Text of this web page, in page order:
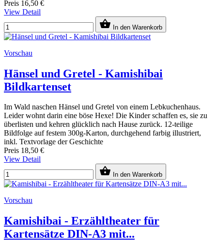
Preis 16,50 €
View Detail
 In den Warenkorb
Vorschau
Hänsel und Gretel - Kamishibai
Bildkartenset
Im Wald naschen Hänsel und Gretel von einem Lebkuchenhaus.
Leider wohnt darin eine böse Hexe! Die Kinder schaffen es, sie zu
überlisten und kehren glücklich nach Hause zurück. 12-teilige
Bildfolge auf festem 300g-Karton, durchgehend farbig illustriert,
inkl. Textvorlage der Geschichte
Preis 18,50 €
View Detail
 In den Warenkorb
Vorschau
Kamishibai - Erzähltheater für
Kartensätze DIN-A3 mit...